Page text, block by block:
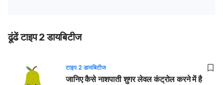
ढूंढें टाइप 2 डायबिटीज
टाइप 2 डायबिटीज
जानिए कैसे नाशपाती शुगर लेवल कंट्रोल करने में है